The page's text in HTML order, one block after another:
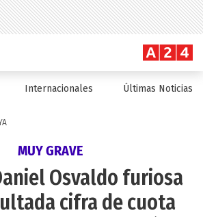
Internacionales Últimas Noticias
MUY GRAVE
Osvaldo furiosa
cifra de cuota